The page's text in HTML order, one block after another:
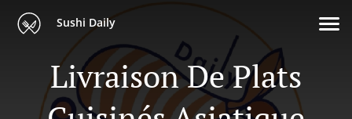
Sushi Daily
Livraison De Plats